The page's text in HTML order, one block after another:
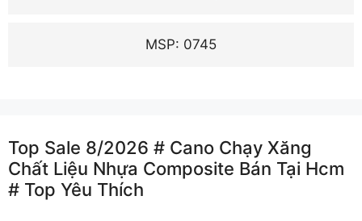
MSP: 0745
Top Sale 8/2026 # Cano Chạy Xăng
Chất Liệu Nhựa Composite Bán Tại Hcm
# Top Yêu Thích